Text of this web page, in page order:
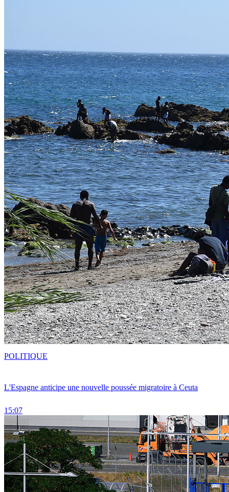
L'Espagne anticipe une nouvelle poussée migratoire à Ceuta
15:07
POLITIQUE